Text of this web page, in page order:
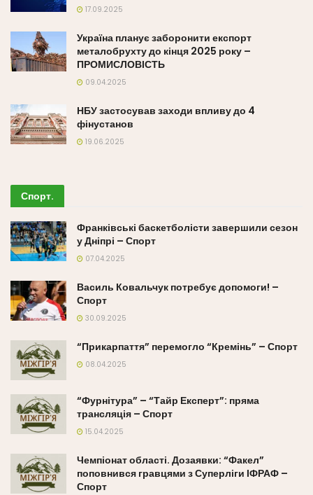
17.09.2025
Україна планує заборонити експорт
металобрухту до кінця 2025 року –
ПРОМИСЛОВІСТЬ
09.04.2025
НБУ застосував заходи впливу до 4
фінустанов
19.06.2025
Спорт.
Франківські баскетболісти завершили сезон
у Дніпрі – Спорт
07.04.2025
Василь Ковальчук потребує допомоги! –
Спорт
30.09.2025
“Прикарпаття” перемогло “Кремінь” – Спорт
08.04.2025
“Фурнітура” – “Тайр Експерт”: пряма
трансляція – Спорт
15.04.2025
Чемпіонат області. Дозаявки: “Факел”
поповнився гравцями з Суперліги ІФРАФ –
Спорт